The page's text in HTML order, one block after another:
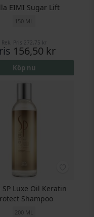
EIMI Sugar Lift
150 ML
Rek. Pris 272,75 kr
156,50 kr
Köp nu
SP Luxe Oil Keratin
Shampoo
200 ML